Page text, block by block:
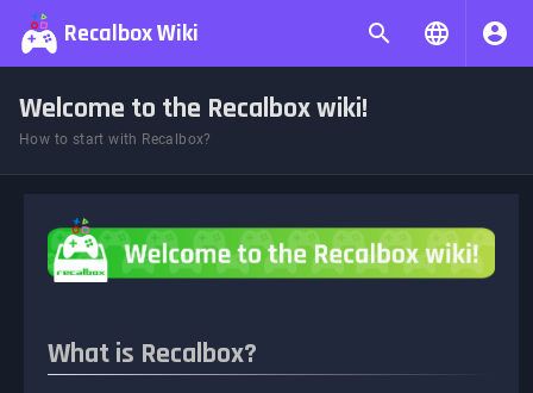
Recalbox Wiki
Welcome to the Recalbox wiki!
How to start with Recalbox?
What is Recalbox?